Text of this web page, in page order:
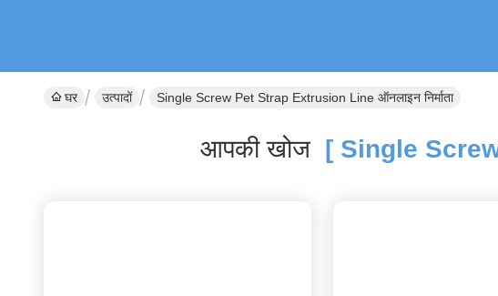
घर उत्पादों Single Screw Pet Strap Extrusion Line ऑनलाइन निर्माता
आपकी खोज[ Single